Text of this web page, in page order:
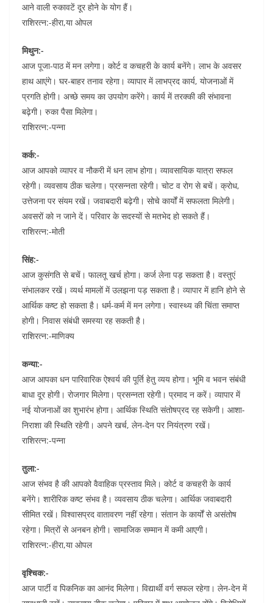
आने वाली रुकावटें दूर होने के योग हैं।
राशिरत्न:-हीरा,या ओपल
मिथुन:-
आज पूजा-पाठ में मन लगेगा। कोर्ट व कचहरी के कार्य बनेंगे। लाभ के अवसर
हाथ आएंगे। घर-बाहर तनाव रहेगा। व्यापार में लाभप्रद कार्य, योजनाओं में
प्रगति होगी। अच्छे समय का उपयोग करेंगे। कार्य में तरक्की की संभावना
बढ़ेगी। रुका पैसा मिलेगा।
राशिरत्न:-पन्ना
कर्क:-
आज आपको व्यापर व नौकरी में धन लाभ होगा। व्यावसायिक यात्रा सफल
रहेगी। व्यवसाय ठीक चलेगा। प्रसन्नता रहेगी। चोट व रोग से बचें। क्रोध,
उत्तेजना पर संयम रखें। जवाबदारी बढ़ेगी। सोचे कार्यों में सफलता मिलेगी।
अवसरों को न जाने दें। परिवार के सदस्यों से मतभेद हो सकते हैं।
राशिरत्न:-मोती
सिंह:-
आज कुसंगति से बचें। फालतू खर्च होगा। कर्ज लेना पड़ सकता है। वस्तुएं
संभालकर रखें। व्यर्थ मामलों में उलझना पड़ सकता है। व्यापार में हानि होने से
आर्थिक कष्ट हो सकता है। धर्म-कर्म में मन लगेगा। स्वास्थ्य की चिंता समाप्त
होगी। निवास संबंधी समस्या रह सकती है।
राशिरत्न:-माणिक्य
कन्या:-
आज आपका धन पारिवारिक ऐश्वर्य की पूर्ति हेतु व्यय होगा। भूमि व भवन संबंधी
बाधा दूर होगी। रोजगार मिलेगा। प्रसन्नता रहेगी। प्रमाद न करें। व्यापार में
नई योजनाओं का शुभारंभ होगा। आर्थिक स्थिति संतोषप्रद रह सकेगी। आशा-
निराशा की स्थिति रहेगी। अपने खर्च, लेन-देन पर नियंत्रण रखें।
राशिरत्न:-पन्ना
तुला:-
आज संभव है की आपको वैवाहिक प्रस्ताव मिले। कोर्ट व कचहरी के कार्य
बनेंगे। शारीरिक कष्ट संभव है। व्यवसाय ठीक चलेगा। आर्थिक जवाबदारी
सीमित रखें। विश्वासप्रद वातावरण नहीं रहेगा। संतान के कार्यों से असंतोष
रहेगा। मित्रों से अनबन होगी। सामाजिक सम्मान में कमी आएगी।
राशिरत्न:-हीरा,या ओपल
वृश्चिक:-
आज पार्टी व पिकनिक का आनंद मिलेगा। विद्यार्थी वर्ग सफल रहेगा। लेन-देन में